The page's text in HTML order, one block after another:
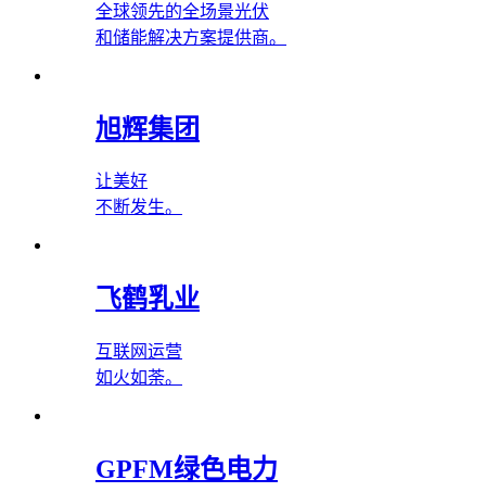
全球领先的全场景光伏
和储能解决方案提供商。
旭辉集团
让美好
不断发生。
飞鹤乳业
互联网运营
如火如荼。
GPFM绿色电力